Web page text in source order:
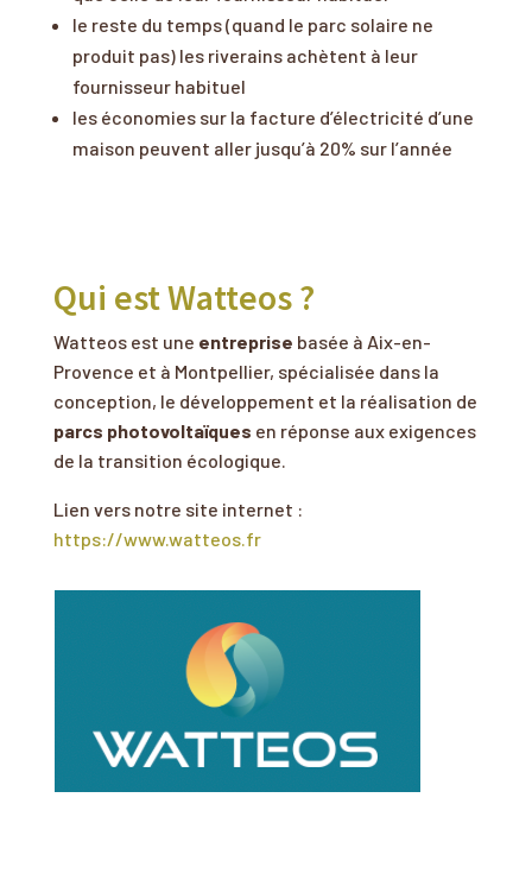
le reste du temps (quand le parc solaire ne
produit pas) les riverains achètent à leur
fournisseur habituel
les économies sur la facture d’électricité d’une
maison peuvent aller jusqu’à 20% sur l’année
Qui est Watteos ?
Watteos est une entreprise basée à Aix-en-
Provence et à Montpellier, spécialisée dans la
conception, le développement et la réalisation de
parcs photovoltaïques en réponse aux exigences
de la transition écologique.
Lien vers notre site internet :
https://www.watteos.fr